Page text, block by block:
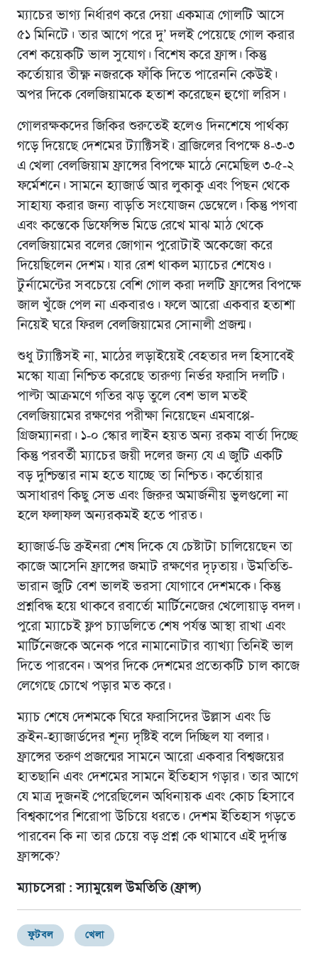
ম্যাচের ভাগ্য নির্ধারণ করে দেয়া একমাত্র গোলটি আসে
৫১ মিনিটে। তার আগে পরে দু’ দলই পেয়েছে গোল করার
বেশ কয়েকটি ভাল সুযোগ। বিশেষ করে ফ্রান্স। কিন্তু
কর্তোয়ার তীক্ষ্ণ নজরকে ফাঁকি দিতে পারেননি কেউই।
অপর দিকে বেলজিয়ামকে হতাশ করেছেন হুগো লরিস।
গোলরক্ষকদের জিকির শুরুতেই হলেও দিনশেষে পার্থক্য
গড়ে দিয়েছে দেশমের ট্যাক্টিসই। ব্রাজিলের বিপক্ষে ৪-৩-৩
এ খেলা বেলজিয়াম ফ্রান্সের বিপক্ষে মাঠে নেমেছিল ৩-৫-২
ফর্মেশনে। সামনে হ্যাজার্ড আর লুকাকু এবং পিছন থেকে
সাহায্য করার জন্য বাড়তি সংযোজন ডেম্বেলে। কিন্তু পগবা
এবং কন্তেকে ডিফেন্সিভ মিডে রেখে মাঝ মাঠ থেকে
বেলজিয়ামের বলের জোগান পুরোটাই অকেজো করে
দিয়েছিলেন দেশম। যার রেশ থাকল ম্যাচের শেষেও।
টুর্নামেন্টের সবচেয়ে বেশি গোল করা দলটি ফ্রান্সের বিপক্ষে
জাল খুঁজে পেল না একবারও। ফলে আরো একবার হতাশা
নিয়েই ঘরে ফিরল বেলজিয়ামের সোনালী প্রজন্ম।
শুধু ট্যাক্টিসই না, মাঠের লড়াইয়েই বেহতার দল হিসাবেই
মস্কো যাত্রা নিশ্চিত করেছে তারুণ্য নির্ভর ফরাসি দলটি।
পাল্টা আক্রমণে গতির ঝড় তুলে বেশ ভাল মতই
বেলজিয়ামের রক্ষণের পরীক্ষা নিয়েছেন এমবাপ্পে-
গ্রিজম্যানরা। ১-০ স্কোর লাইন হয়ত অন্য রকম বার্তা দিচ্ছে
কিন্তু পরবর্তী ম্যাচের জয়ী দলের জন্য যে এ জুটি একটি
বড় দুশ্চিন্তার নাম হতে যাচ্ছে তা নিশ্চিত। কর্তোয়ার
অসাধারণ কিছু সেভ এবং জিরুর অমার্জনীয় ভুলগুলো না
হলে ফলাফল অন্যরকমই হতে পারত।
হ্যাজার্ড-ডি ব্রুইনরা শেষ দিকে যে চেষ্টাটা চালিয়েছেন তা
কাজে আসেনি ফ্রান্সের জমাট রক্ষণের দৃঢ়তায়। উমতিতি-
ভারান জুটি বেশ ভালই ভরসা যোগাবে দেশমকে। কিন্তু
প্রশ্নবিদ্ধ হয়ে থাকবে রবার্তো মার্টিনেজের খেলোয়াড় বদল।
পুরো ম্যাচেই ফ্লপ চ্যাডলিতে শেষ পর্যন্ত আস্থা রাখা এবং
মার্টিনেজকে অনেক পরে নামানোটার ব্যাখ্যা তিনিই ভাল
দিতে পারবেন। অপর দিকে দেশমের প্রত্যেকটি চাল কাজে
লেগেছে চোখে পড়ার মত করে।
ম্যাচ শেষে দেশমকে ঘিরে ফরাসিদের উল্লাস এবং ডি
ব্রুইন-হ্যাজার্ডদের শূন্য দৃষ্টিই বলে দিচ্ছিল যা বলার।
ফ্রান্সের তরুণ প্রজন্মের সামনে আরো একবার বিশ্বজয়ের
হাতছানি এবং দেশমের সামনে ইতিহাস গড়ার। তার আগে
যে মাত্র দুজনই পেরেছিলেন অধিনায়ক এবং কোচ হিসাবে
বিশ্বকাপের শিরোপা উচিয়ে ধরতে। দেশম ইতিহাস গড়তে
পারবেন কি না তার চেয়ে বড় প্রশ্ন কে থামাবে এই দুর্দান্ত
ফ্রান্সকে?
ম্যাচসেরা : স্যামুয়েল উমতিতি (ফ্রান্স)
ফুটবল খেলা